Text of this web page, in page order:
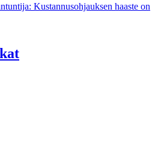
Kustannusohjauksen haaste on